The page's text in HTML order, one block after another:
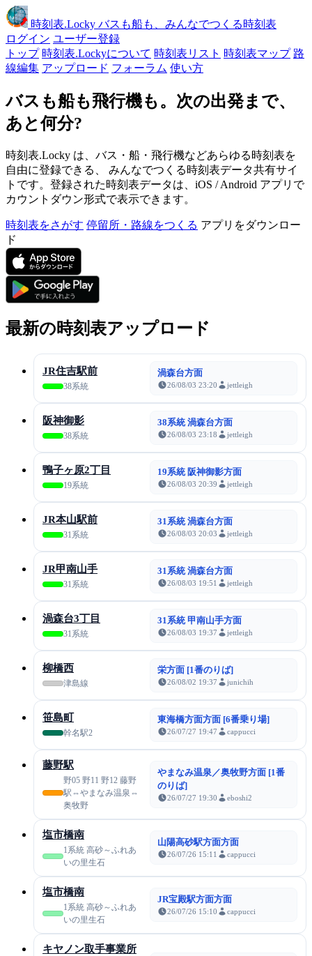
時刻表.Locky バスも船も、みんなでつくる時刻表
ログイン ユーザー登録
トップ 時刻表.Lockyについて 時刻表リスト 時刻表マップ 路
線編集 アップロード フォーラム 使い方
バスも船も飛行機も。次の出発まで、
あと何分?
時刻表.Locky は、バス・船・飛行機などあらゆる時刻表を
自由に登録できる、 みんなでつくる時刻表データ共有サイ
トです。登録された時刻表データは、iOS / Android アプリで
カウントダウン形式で表示できます。
時刻表をさがす 停留所・路線をつくる アプリをダウンロー
ド
最新の時刻表アップロード
JR住吉駅前
38系統
渦森台方面
26/08/03 23:20 jettleigh
阪神御影
38系統
38系統 渦森台方面
26/08/03 23:18 jettleigh
鴨子ヶ原2丁目
19系統
19系統 阪神御影方面
26/08/03 20:39 jettleigh
JR本山駅前
31系統
31系統 渦森台方面
26/08/03 20:03 jettleigh
JR甲南山手
31系統
31系統 渦森台方面
26/08/03 19:51 jettleigh
渦森台3丁目
31系統
31系統 甲南山手方面
26/08/03 19:37 jettleigh
柳橋西
津島線
栄方面 [1番のりば]
26/08/02 19:37 junichih
笹島町
幹名駅2
東海橋方面方面 [6番乗り場]
26/07/27 19:47 cappucci
藤野駅
野05 野11 野12 藤野
駅⇔やまなみ温泉⇔
奥牧野
やまなみ温泉／奥牧野方面 [1番
のりば]
26/07/27 19:30 eboshi2
塩市橋南
1系統 高砂～ふれあ
いの里生石
山陽高砂駅方面方面
26/07/26 15:11 cappucci
塩市橋南
1系統 高砂～ふれあ
いの里生石
JR宝殿駅方面方面
26/07/26 15:10 cappucci
キヤノン取手事業所